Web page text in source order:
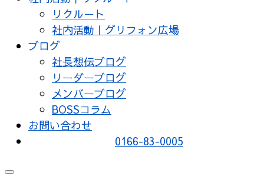
リクルート
社内活動｜グリフォン広場
ブログ
社長想伝ブログ
リーダーブログ
メンバーブログ
BOSSコラム
お問い合わせ
0166-83-0005
メ